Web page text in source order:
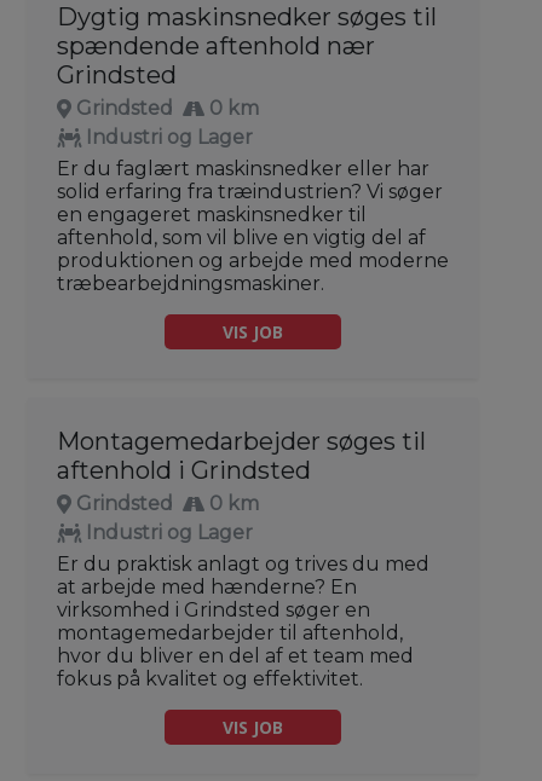
Dygtig maskinsnedker søges til
spændende aftenhold nær
Grindsted
Grindsted
0 km
Industri og Lager
Er du faglært maskinsnedker eller har
solid erfaring fra træindustrien? Vi søger
en engageret maskinsnedker til
aftenhold, som vil blive en vigtig del af
produktionen og arbejde med moderne
træbearbejdningsmaskiner.
VIS JOB
Montagemedarbejder søges til
aftenhold i Grindsted
Grindsted
0 km
Industri og Lager
Er du praktisk anlagt og trives du med
at arbejde med hænderne? En
virksomhed i Grindsted søger en
montagemedarbejder til aftenhold,
hvor du bliver en del af et team med
fokus på kvalitet og effektivitet.
VIS JOB